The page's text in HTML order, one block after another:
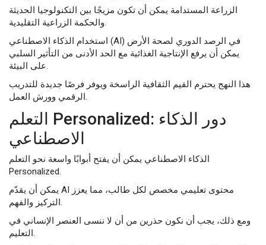
الزراعة المستدامة يمكن أن تكون مزيجًا بين التكنولوجيا الحديثة
والحكمة الزراعية التقليدية.
استخدام الذكاء الاصطناعي (AI) في الرصد الدوري لصحة الأرض
يمكن أن يرفع الإنتاجية الغذائية مع الحد الأدنى من التأثير السلبي
على البيئة.
هذا النهج يحترم القيم الثقافية الراسخة ويوفر فرصًا جديدة للتدريب
الرقمي وورش العمل.
التعلم Personalized: دور الذكاء
الاصطناعي
الذكاء الاصطناعي يمكن أن يفتح أبوابًا واسعة نحو التعلم
Personalized.
يمكن أن يقدّم AI محتوى تعليمي مخصص لكل طالب، مما يعزز
التركيز والفهم.
ومع ذلك، يجب أن نكون حذرين من أن لا ننسى العنصر الإنساني في
التعليم.